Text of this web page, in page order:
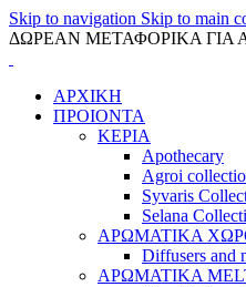
Skip to navigation Skip to main
ΔΩΡΕΑΝ ΜΕΤΑΦΟΡΙΚΑ ΓΙΑ
ΑΡΧΙΚΗ
ΠΡΟΙΟΝΤΑ
ΚΕΡΙΑ
Apothecary
Agroi
Syvaris
Selana
ΑΡΩΜΑΤΙΚΑ
Diffusers and
ΑΡΩΜΑΤΙΚΑ